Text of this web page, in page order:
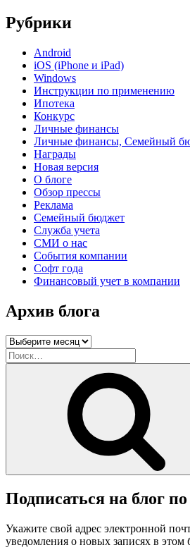
Рубрики
Android
iOS (iPhone и iPad)
Windows
Инструкции по применению
Ипотека
Конкурс
Личные финансы
Личные финансы, Семейный
Награды
Новая версия
О блоге
Обзор прессы
Реклама
Семейный бюджет
Служба учета
СМИ о нас
События компании
Софт года
Финансовый учет в компании
Архив блога
Архив
блога
Искать:
Подписаться на блог по
Укажите свой адрес электронной
уведомления о новых записях в этом